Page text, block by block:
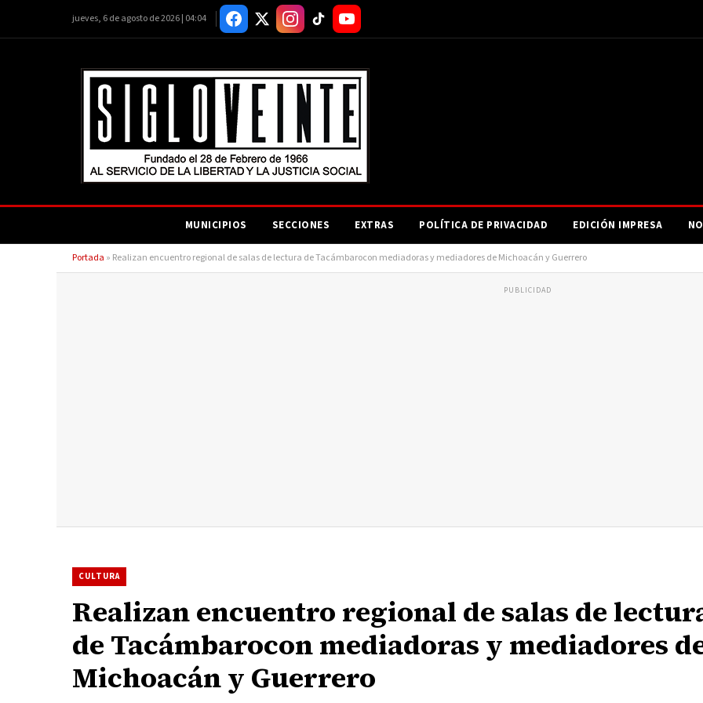
jueves, 6 de agosto de 2026 | 04:04
MUNICIPIOS SECCIONES EXTRAS POLÍTICA DE PRIVACIDAD EDICIÓN IMPRESA
Portada » Realizan encuentro regional de salas de lectura de Tacámbarocon mediadoras y mediadores de Michoacán y Guerrero
PUBLICIDAD
CULTURA
Realizan encuentro regional de salas de
de Tacámbarocon mediadoras y mediadores
Michoacán y Guerrero